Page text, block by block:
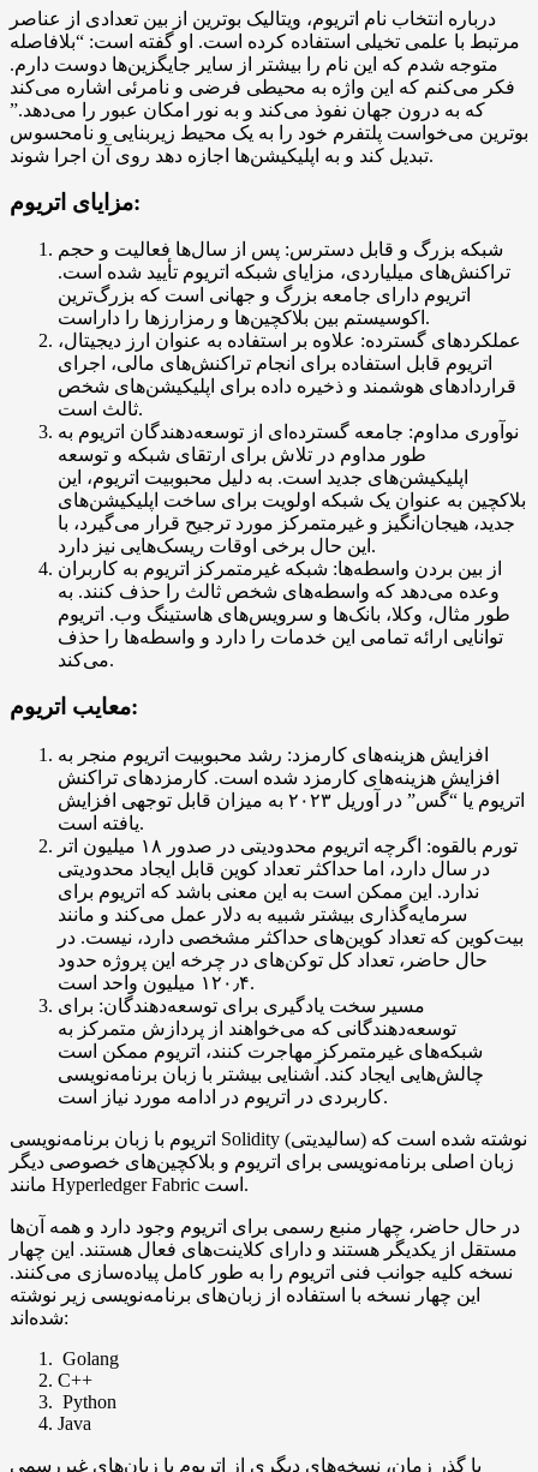
درباره انتخاب نام اتریوم، ویتالیک بوترین از بین تعدادی از عناصر
مرتبط با علمی تخیلی استفاده کرده است. او گفته است: “بلافاصله
متوجه شدم که این نام را بیشتر از سایر جایگزین‌ها دوست دارم.
فکر می‌کنم که این واژه به محیطی فرضی و نامرئی اشاره می‌کند
که به درون جهان نفوذ می‌کند و به نور امکان عبور را می‌دهد.”
بوترین می‌خواست پلتفرم خود را به یک محیط زیربنایی و نامحسوس
تبدیل کند و به اپلیکیشن‌ها اجازه دهد روی آن اجرا شوند.
مزایای اتریوم:
شبکه بزرگ و قابل دسترس: پس از سال‌ها فعالیت و حجم
تراکنش‌های میلیاردی، مزایای شبکه اتریوم تأیید شده است.
اتریوم دارای جامعه بزرگ و جهانی است که بزرگ‌ترین
اکوسیستم بین بلاکچین‌ها و رمزارزها را داراست.
عملکردهای گسترده: علاوه بر استفاده به عنوان ارز دیجیتال،
اتریوم قابل استفاده برای انجام تراکنش‌های مالی، اجرای
قراردادهای هوشمند و ذخیره داده برای اپلیکیشن‌های شخص
ثالث است.
نوآوری مداوم: جامعه گسترده‌ای از توسعه‌دهندگان اتریوم به
طور مداوم در تلاش برای ارتقای شبکه و توسعه
اپلیکیشن‌های جدید است. به دلیل محبوبیت اتریوم، این
بلاکچین به عنوان یک شبکه اولویت برای ساخت اپلیکیشن‌های
جدید، هیجان‌انگیز و غیرمتمرکز مورد ترجیح قرار می‌گیرد، با
این حال برخی اوقات ریسک‌هایی نیز دارد.
از بین بردن واسطه‌ها: شبکه غیرمتمرکز اتریوم به کاربران
وعده می‌دهد که واسطه‌های شخص ثالث را حذف کنند. به
طور مثال، وکلا، بانک‌ها و سرویس‌های هاستینگ وب. اتریوم
توانایی ارائه تمامی این خدمات را دارد و واسطه‌ها را حذف
می‌کند.
معایب اتریوم:
افزایش هزینه‌های کارمزد: رشد محبوبیت اتریوم منجر به
افزایش هزینه‌های کارمزد شده است. کارمزدهای تراکنش
اتریوم یا “گس” در آوریل ۲۰۲۳ به میزان قابل توجهی افزایش
یافته است.
تورم بالقوه: اگرچه اتریوم محدودیتی در صدور ۱۸ میلیون اتر
در سال دارد، اما حداکثر تعداد کوین قابل ایجاد محدودیتی
ندارد. این ممکن است به این معنی باشد که اتریوم برای
سرمایه‌گذاری بیشتر شبیه به دلار عمل می‌کند و مانند
بیت‌کوین که تعداد کوین‌های حداکثر مشخصی دارد، نیست. در
حال حاضر، تعداد کل توکن‌های در چرخه این پروژه حدود
۱۲۰٫۴ میلیون واحد است.
مسیر سخت یادگیری برای توسعه‌دهندگان: برای
توسعه‌دهندگانی که می‌خواهند از پردازش متمرکز به
شبکه‌های غیرمتمرکز مهاجرت کنند، اتریوم ممکن است
چالش‌هایی ایجاد کند. آشنایی بیشتر با زبان برنامه‌نویسی
کاربردی در اتریوم در ادامه مورد نیاز است.
اتریوم با زبان برنامه‌نویسی Solidity (سالیدیتی) نوشته شده است که
زبان اصلی برنامه‌نویسی برای اتریوم و بلاکچین‌های خصوصی دیگر
مانند Hyperledger Fabric است.
در حال حاضر، چهار منبع رسمی برای اتریوم وجود دارد و همه آن‌ها
مستقل از یکدیگر هستند و دارای کلاینت‌های فعال هستند. این چهار
نسخه کلیه جوانب فنی اتریوم را به طور کامل پیاده‌سازی می‌کنند.
این چهار نسخه با استفاده از زبان‌های برنامه‌نویسی زیر نوشته
شده‌اند:
Golang
C++
Python
Java
با گذر زمان، نسخه‌های دیگری از اتریوم با زبان‌های غیررسمی